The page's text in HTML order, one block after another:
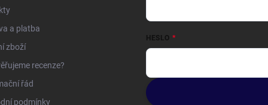
a platba
zboží
recenze?
řád
podmínky
HESLO